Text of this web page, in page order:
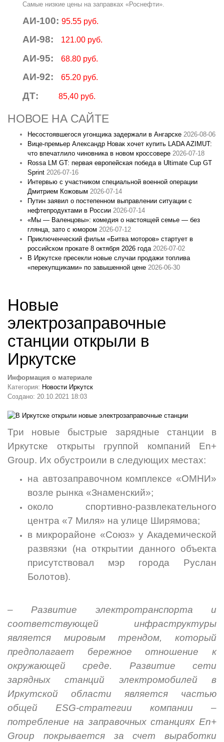
Самые низкие цены на заправках «Роснефти».
АИ-100: 95.55 руб.
АИ-98: 121.00 руб.
АИ-95: 68.80 руб.
АИ-92: 65.20 руб.
ДТ: 85,40 руб.
НОВОЕ НА САЙТЕ
Несостоявшегося угонщика задержали в Ангарске 2026-08-06
Вице‑премьер Александр Новак хочет купить LADA AZIMUT:
что впечатлило чиновника в новом кроссовере 2026-07-18
Rossa LM GT: первая европейская победа в Ultimate Cup GT
Sprint 2026-07-16
Интервью с участником специальной военной операции
Дмитрием Кожовым 2026-07-14
Путин заявил о постепенном выправлении ситуации с
нефтепродуктами в России 2026-07-14
«Мы — Валенцовы»: комедия о настоящей семье — без
глянца, зато с юмором 2026-07-12
Приключенческий фильм «Битва моторов» стартует в
российском прокате 8 октября 2026 года 2026-07-02
В Иркутске пресекли новые случаи продажи топлива
«перекупщиками» по завышенной цене 2026-06-30
Новые
электрозаправочные
станции открыли в
Иркутске
Информация о материале
Категория: Новости Иркутск
Создано: 20.10.2021 18:03
Три новые быстрые зарядные станции в
Иркутске открыты группой компаний En+
Group. Их обустроили в следующих местах:
на автозаправочном комплексе «ОМНИ»
возле рынка «Знаменский»;
около спортивно-развлекательного
центра «7 Миля» на улице Ширямова;
в микрорайоне «Союз» у Академической
развязки (на открытии данного объекта
присутствовал мэр города Руслан
Болотов).
– Развитие электротранспорта и
соответствующей инфраструктуры
является мировым трендом, который
предполагает бережное отношение к
окружающей среде. Развитие сети
зарядных станций электромобилей в
Иркутской области является частью
общей ESG-стратегии компании –
потребление на заправочных станциях En+
Group покрывается за счет выработки